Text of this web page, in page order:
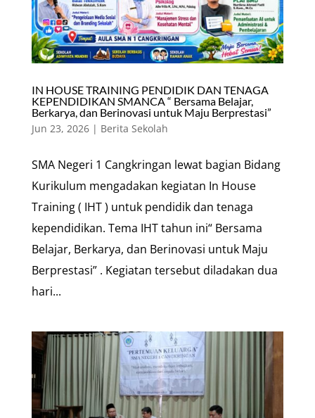
IN HOUSE TRAINING PENDIDIK DAN TENAGA
KEPENDIDIKAN SMANCA “ Bersama Belajar,
Berkarya, dan Berinovasi untuk Maju Berprestasi”
Jun 23, 2026| Berita Sekolah
SMA Negeri 1 Cangkringan lewat bagian Bidang
Kurikulum mengadakan kegiatan In House
Training ( IHT ) untuk pendidik dan tenaga
kependidikan. Tema IHT tahun ini“ Bersama
Belajar, Berkarya, dan Berinovasi untuk Maju
Berprestasi” . Kegiatan tersebut diladakan dua
hari...